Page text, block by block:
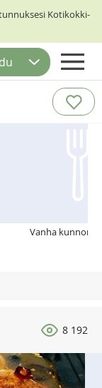
Kotikokki-
Vanha kunnon
8 192